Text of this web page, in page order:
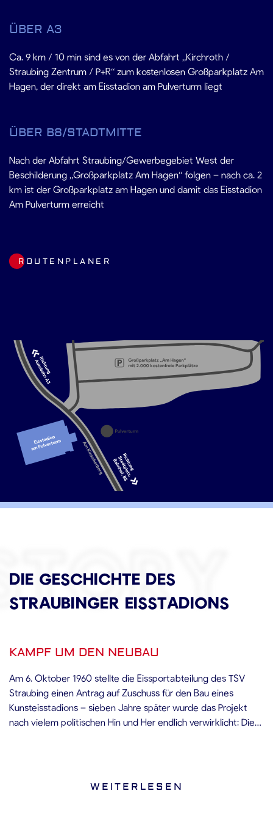
ÜBER A3
Ca. 9 km / 10 min sind es von der Abfahrt „Kirchroth /
Straubing Zentrum / P+R“ zum kostenlosen Großparkplatz Am
Hagen, der direkt am Eisstadion am Pulverturm liegt
ÜBER B8/STADTMITTE
Nach der Abfahrt Straubing/Gewerbegebiet West der
Beschilderung „Großparkplatz Am Hagen“ folgen – nach ca. 2
km ist der Großparkplatz am Hagen und damit das Eisstadion
Am Pulverturm erreicht
ROUTENPLANER
DIE GESCHICHTE DES
STRAUBINGER EISSTADIONS
KAMPF UM DEN NEUBAU
Am 6. Oktober 1960 stellte die Eissportabteilung des TSV
Straubing einen Antrag auf Zuschuss für den Bau eines
Kunsteisstadions – sieben Jahre später wurde das Projekt
nach vielem politischen Hin und Her endlich verwirklicht: Die
Baumaterial im Wert von 50.000 DM auf, ließ sich dafür aber
WEITERLESEN